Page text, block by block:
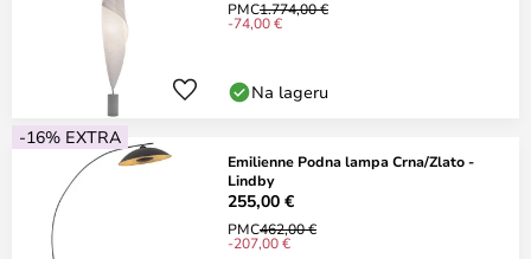
PMC1.774,00 €
-74,00 €
Na lageru
-16% EXTRA
Emilienne Podna lampa Crna/Zlato -
Lindby
255,00 €
PMC462,00 €
-207,00 €